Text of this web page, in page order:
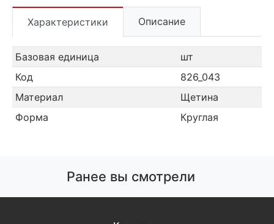
Характеристики Описание
Базовая единица
шт
Код
826_043
Материал
Щетина
Форма
Круглая
Ранее вы смотрели